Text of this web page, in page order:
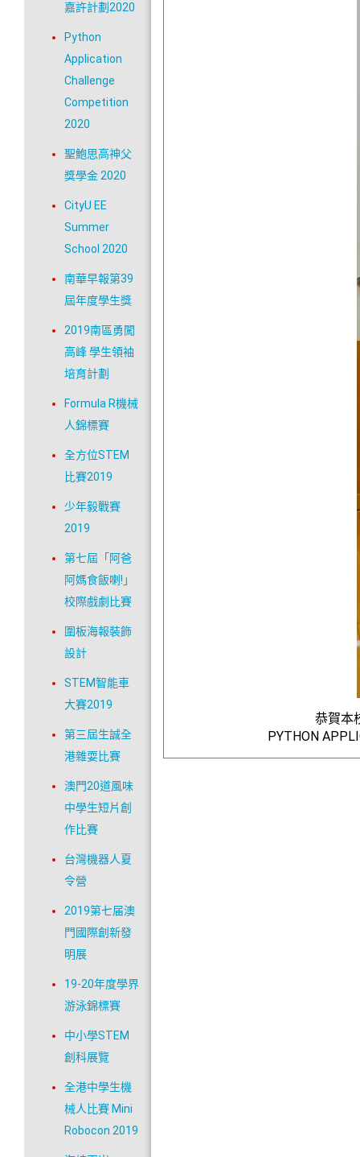
恭賀本
PYTHON
嘉許計劃2020
Python
Application
Challenge
Competition
2020
聖鮑思高神父
獎學金 2020
CityU EE
Summer
School 2020
南華早報第39
屆年度學生獎
2019南區勇闖
高峰 學生領袖
培育計劃
Formula R機械
人錦標賽
全方位STEM
比賽2019
少年毅戰賽
2019
第七屆「阿爸
阿媽食飯喇!」
校際戲劇比賽
圍板海報裝飾
設計
STEM智能車
大賽2019
第三屆生誠全
港雜耍比賽
澳門20道風味
中學生短片創
作比賽
台灣機器人夏
令營
2019第七届澳
門國際創新發
明展
19-20年度學界
游泳錦標賽
中小學STEM
創科展覽
全港中學生機
械人比賽 Mini
Robocon 2019